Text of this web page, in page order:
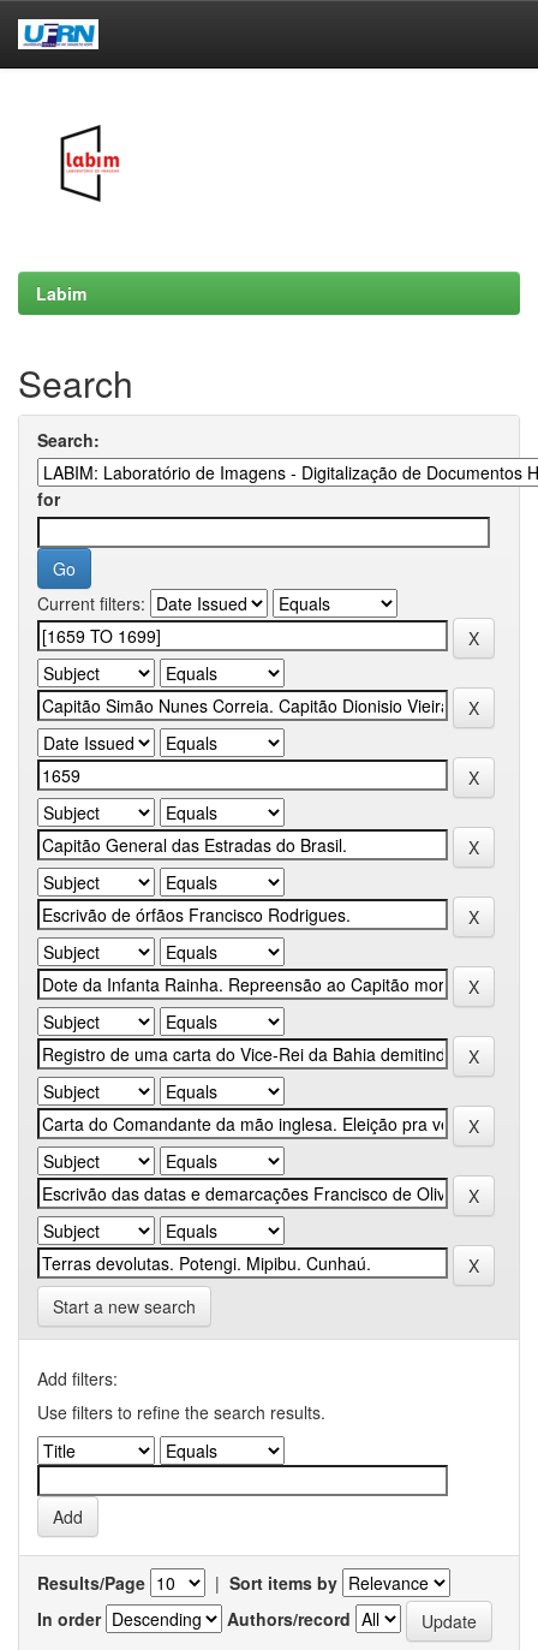
Labim
Search
Search:
for
Current filters:
Start a new search
Add filters:
Use filters to refine the search results.
Results/Page | Sort items by
In order
Authors/record